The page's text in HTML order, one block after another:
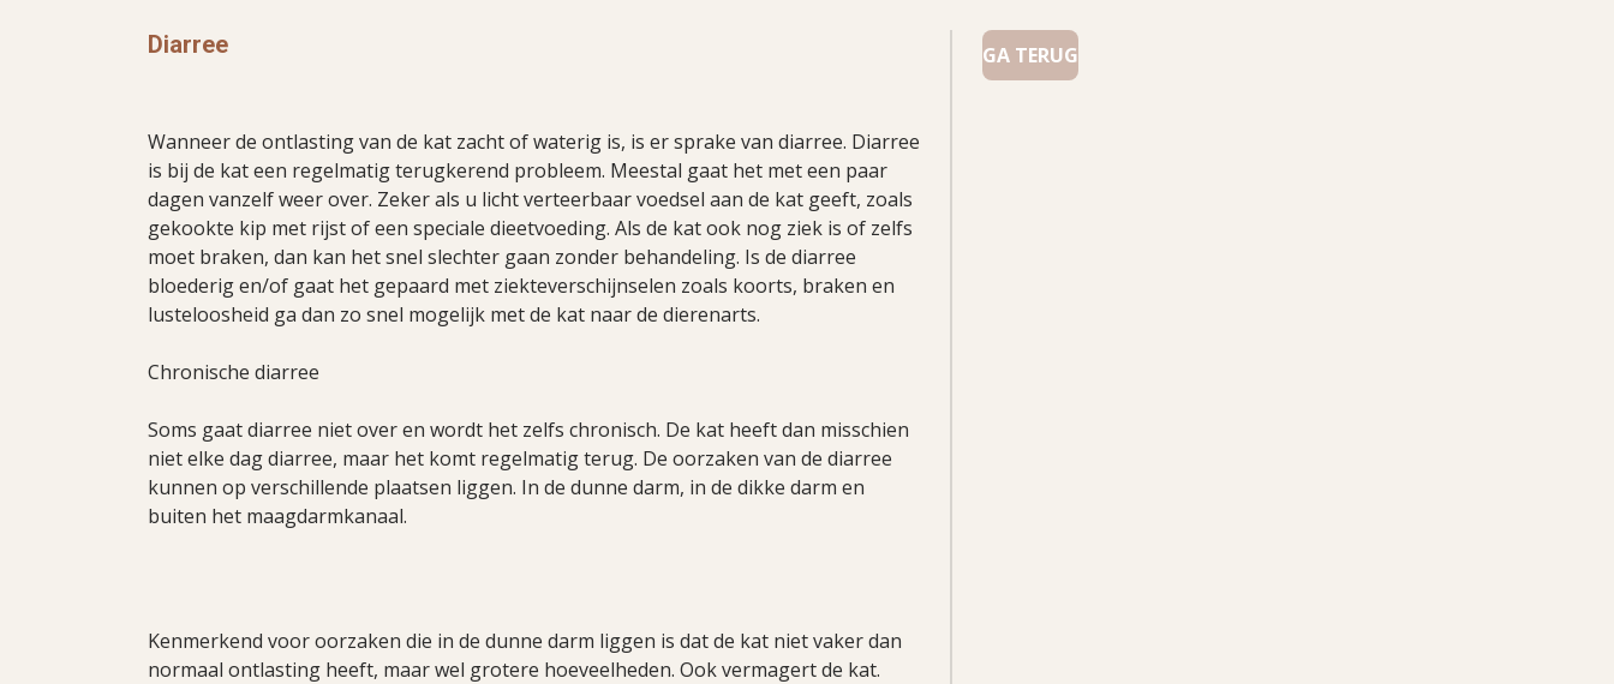
Diarree
Wanneer de ontlasting van de kat zacht of waterig is, is er sprake van diarree. Diarree
is bij de kat een regelmatig terugkerend probleem. Meestal gaat het met een paar
dagen vanzelf weer over. Zeker als u licht verteerbaar voedsel aan de kat geeft, zoals
gekookte kip met rijst of een speciale dieetvoeding. Als de kat ook nog ziek is of zelfs
moet braken, dan kan het snel slechter gaan zonder behandeling. Is de diarree
bloederig en/of gaat het gepaard met ziekteverschijnselen zoals koorts, braken en
lusteloosheid ga dan zo snel mogelijk met de kat naar de dierenarts.
Chronische diarree
Soms gaat diarree niet over en wordt het zelfs chronisch. De kat heeft dan misschien
niet elke dag diarree, maar het komt regelmatig terug. De oorzaken van de diarree
kunnen op verschillende plaatsen liggen. In de dunne darm, in de dikke darm en
buiten het maagdarmkanaal.
Kenmerkend voor oorzaken die in de dunne darm liggen is dat de kat niet vaker dan
normaal ontlasting heeft, maar wel grotere hoeveelheden. Ook vermagert de kat.
GA TERUG